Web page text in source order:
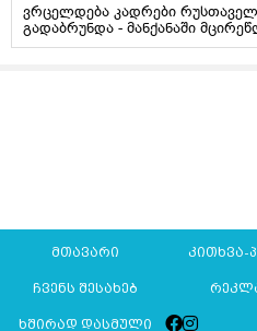
ვრცელდება კადრები
გადაბრუნდა - მანქანაში
მთავარი კითხვა-
ჩვენს შესახებ
ხშირად დასმული